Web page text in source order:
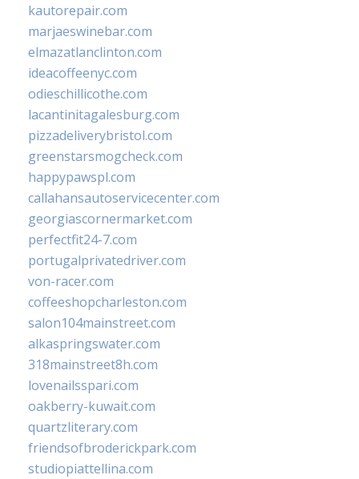
kautorepair.com
marjaeswinebar.com
elmazatlanclinton.com
ideacoffeenyc.com
odieschillicothe.com
lacantinitagalesburg.com
pizzadeliverybristol.com
greenstarsmogcheck.com
happypawspl.com
callahansautoservicecenter.com
georgiascornermarket.com
perfectfit24-7.com
portugalprivatedriver.com
von-racer.com
coffeeshopcharleston.com
salon104mainstreet.com
alkaspringswater.com
318mainstreet8h.com
lovenailsspari.com
oakberry-kuwait.com
quartzliterary.com
friendsofbroderickpark.com
studiopiattellina.com